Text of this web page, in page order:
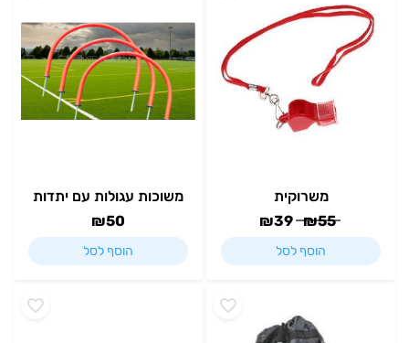
משרוקית
₪55
₪39
הוסף לסל
משוכות עגולות עם יתדות
₪50
הוסף לסל